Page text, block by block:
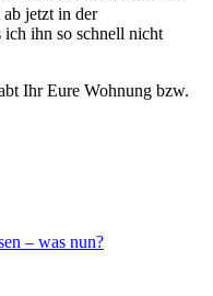
jetzt in der
ihn so schnell nicht
Ihr Eure Wohnung bzw.
– was nun?